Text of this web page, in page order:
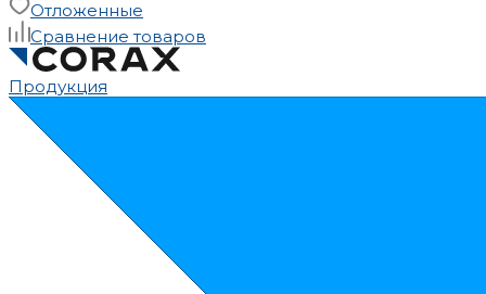
Отложенные
Сравнение товаров
Продукция